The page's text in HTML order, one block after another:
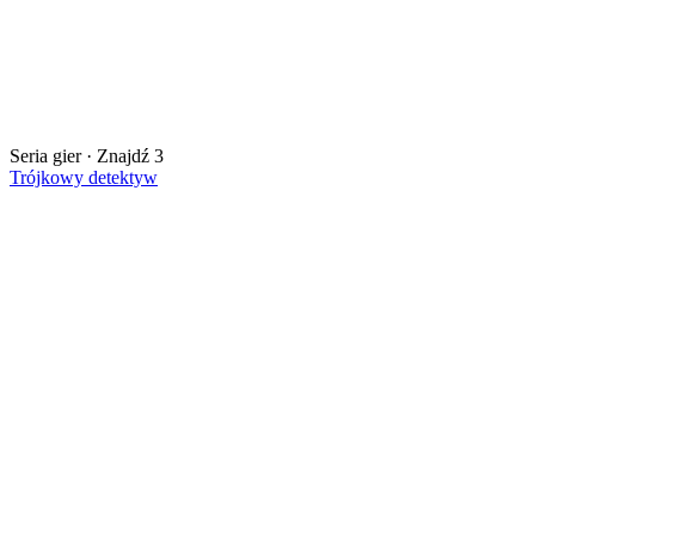
Seria gier · Znajdź 3
Trójkowy detektyw